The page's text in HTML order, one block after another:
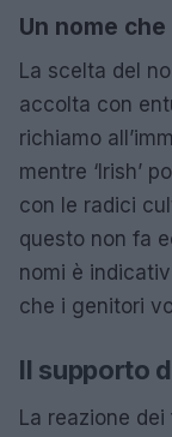
Un nome
La scelta del
accolta con
richiamo
mentre ‘Irish’
con le radici
questo non fa
nomi è
che i genitori
Il supporto
La reazione